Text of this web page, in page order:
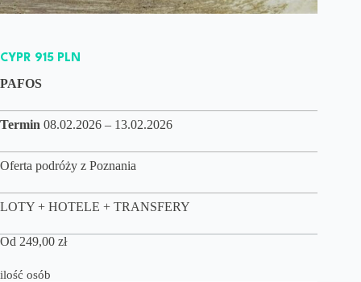
CYPR 915 PLN
PAFOS
Termin 08.02.2026 – 13.02.2026
Oferta podróży z Poznania
LOTY + HOTELE + TRANSFERY
Od 249,00 zł
ilość osób